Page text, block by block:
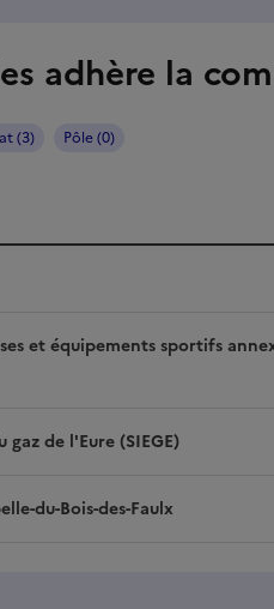
adhère la
(3) Pôle (0)
et équipements sportifs
de l'Eure (SIEGE)
du-Bois-des-Faulx